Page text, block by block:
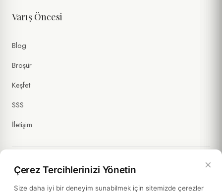
Kişisel verilerimin
Pazarlama Açık Rıza Metni
(İsteğe Bağlı)
Varış Öncesi
Blog
Broşür
Keşfet
SSS
İletişim
Yasal Bilgiler
×
Çerez Tercihlerinizi Yönetin
Size daha iyi bir deneyim sunabilmek için sitemizde çerezler